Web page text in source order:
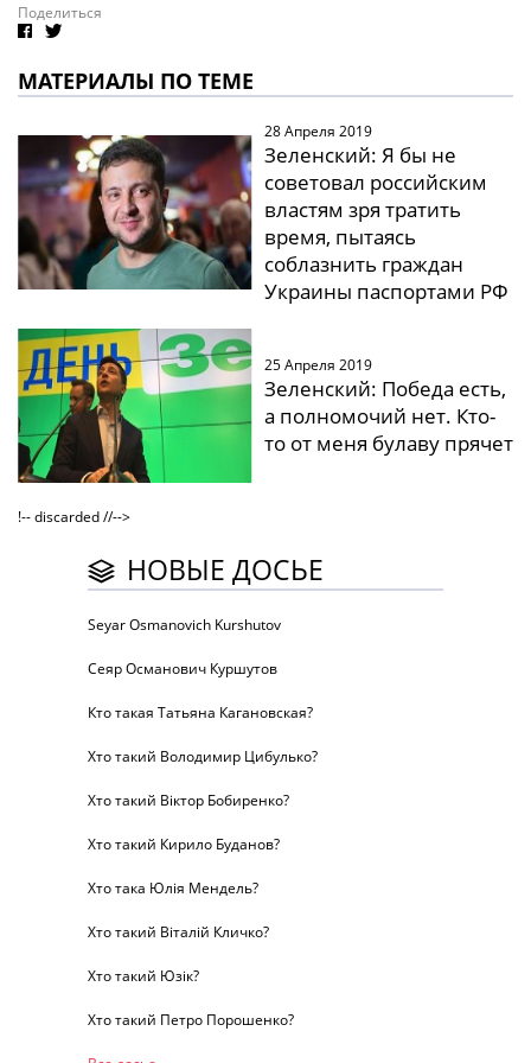
Поделиться
МАТЕРИАЛЫ ПО ТЕМЕ
28 Апреля 2019
Зеленский: Я бы не
советовал российским
властям зря тратить
время, пытаясь
соблазнить граждан
Украины паспортами РФ
25 Апреля 2019
Зеленский: Победа есть,
а полномочий нет. Кто-
то от меня булаву прячет
!-- discarded //-->
НОВЫЕ ДОСЬЕ
Seyar Osmanovich Kurshutov
Сеяр Османович Куршутов
Кто такая Татьяна Кагановская?
Хто такий Володимир Цибулько?
Хто такий Віктор Бобиренко?
Хто такий Кирило Буданов?
Хто така Юлія Мендель?
Хто такий Віталій Кличко?
Хто такий Юзік?
Хто такий Петро Порошенко?